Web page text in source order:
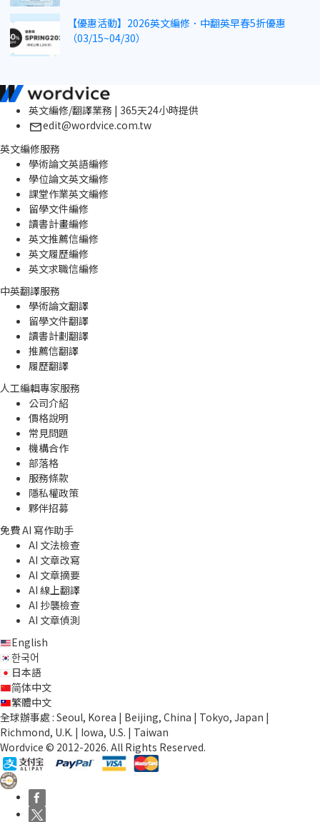
【優惠活動】2026英文編修．中翻英早春5折優惠
（03/15~04/30）
英文編修/翻譯業務 | 365天24小時提供
edit@wordvice.com.tw
英文編修服務
學術論文英語編修
學位論文英文編修
課堂作業英文編修
留學文件編修
讀書計畫編修
英文推薦信編修
英文履歷編修
英文求職信編修
中英翻譯服務
學術論文翻譯
留學文件翻譯
讀書計劃翻譯
推薦信翻譯
履歷翻譯
人工編輯專家服務
公司介紹
價格說明
常見問題
機構合作
部落格
服務條款
隱私權政策
夥伴招募
免費 AI 寫作助手
AI 文法檢查
AI 文章改寫
AI 文章摘要
AI 線上翻譯
AI 抄襲檢查
AI 文章偵測
English
한국어
日本語
简体中文
繁體中文
全球辦事處 : Seoul, Korea | Beijing, China | Tokyo, Japan |
Richmond, U.K. | Iowa, U.S. | Taiwan
Wordvice © 2012-2026. All Rights Reserved.